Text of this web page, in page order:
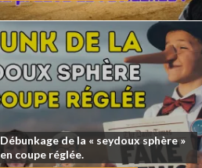
Débunkage de la « seydoux sphère »
en coupe réglée.